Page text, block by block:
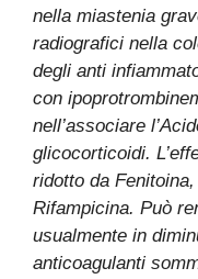
nella miastenia
radiografici nella
degli anti
con
nell’associare
glicocorticoidi.
ridotto da
Rifampicina. Può
usualmente in
anticoagulanti